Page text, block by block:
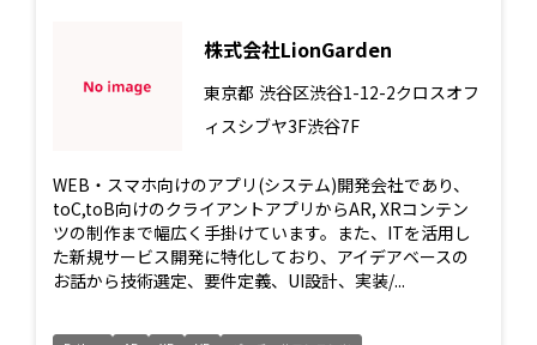
株式会社LionGarden
東京都 渋谷区渋谷1-12-2クロスオフ
ィスシブヤ3F渋谷7F
WEB・スマホ向けのアプリ(システム)開発会社であり、
toC,toB向けのクライアントアプリからAR, XRコンテン
ツの制作まで幅広く手掛けています。また、ITを活用し
た新規サービス開発に特化しており、アイデアベースの
お話から技術選定、要件定義、UI設計、実装/...